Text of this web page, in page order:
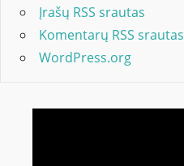
Įrašų RSS srautas
Komentarų RSS srautas
WordPress.org